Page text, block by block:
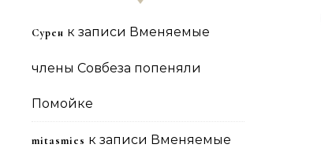
Сурен к записи Вменяемые
члены Совбеза попеняли
Помойке
mitasmies к записи Вменяемые